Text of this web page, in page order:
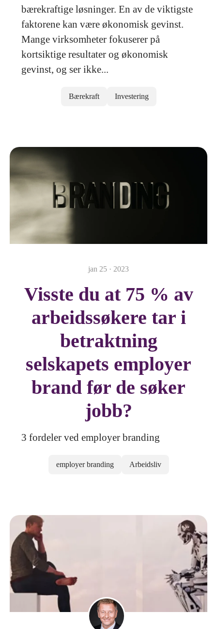
bærekraftige løsninger. En av de viktigste
faktorene kan være økonomisk gevinst.
Mange virksomheter fokuserer på
kortsiktige resultater og økonomisk
gevinst, og ser ikke...
Bærekraft Investering
jan 25 · 2023
Visste du at 75 % av
arbeidssøkere tar i
betraktning
selskapets employer
brand før de søker
jobb?
3 fordeler ved employer branding
employer branding Arbeidsliv